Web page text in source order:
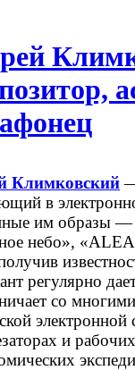
Климковский
в
им образы
небо»,
регулярно
со
и